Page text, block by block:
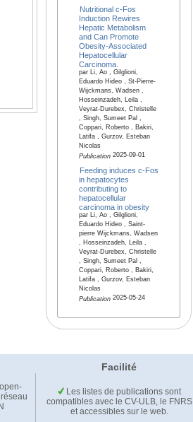
Nutritional c-Fos
Induction Rewires
Hepatic Metabolism
and Can Promote
Obesity-Associated
Hepatocellular
Carcinoma.
par Li, Ao , Gilglioni,
Eduardo Hideo , St-Pierre-
Wijckmans, Wadsen ,
Hosseinzadeh, Leila ,
Veyrat-Durebex, Christelle
, Singh, Sumeet Pal ,
Coppari, Roberto , Bakiri,
Latifa , Gurzov, Esteban
Nicolas
Publication2025-09-01
Feeding induces c-Fos
in hepatocytes
contributing to
hepatocellular
carcinoma in obesity
par Li, Ao , Gilglioni,
Eduardo Hideo , Saint-
pierre Wijckmans, Wadsen
, Hosseinzadeh, Leila ,
Veyrat-Durebex, Christelle
, Singh, Sumeet Pal ,
Coppari, Roberto , Bakiri,
Latifa , Gurzov, Esteban
Nicolas
Publication2025-05-24
Facilité
Les listes de publications sont
compatibles avec le CV-ULB, le FNRS
et accessibles sur le web.